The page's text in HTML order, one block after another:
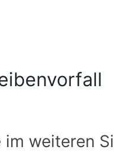
im weiteren